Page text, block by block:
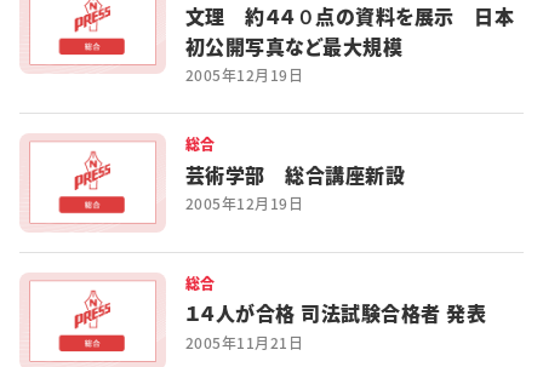
文理 約４４０点の資料を展示 日本
初公開写真など最大規模
2005年12月19日
総合
芸術学部 総合講座新設
2005年12月19日
総合
１４人が合格 司法試験合格者 発表
2005年11月21日